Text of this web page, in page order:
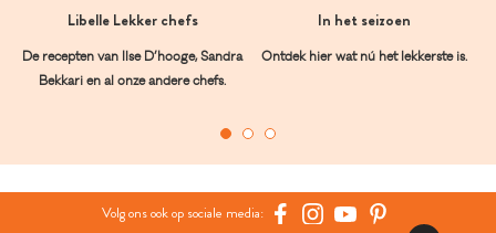
Libelle Lekker chefs
De recepten van Ilse D’hooge, Sandra
Bekkari en al onze andere chefs.
In het seizoen
Ontdek hier wat nú het lekkerste is.
Volg ons ook op sociale media: